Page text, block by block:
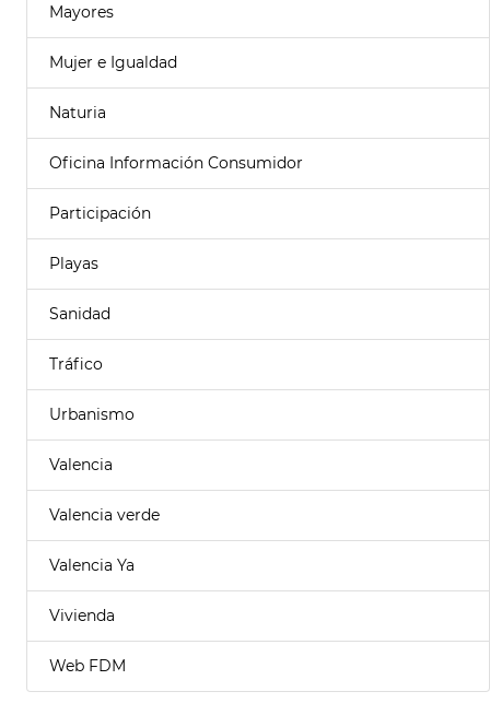
Mayores
Mujer e Igualdad
Naturia
Oficina Información Consumidor
Participación
Playas
Sanidad
Tráfico
Urbanismo
Valencia
Valencia verde
Valencia Ya
Vivienda
Web FDM